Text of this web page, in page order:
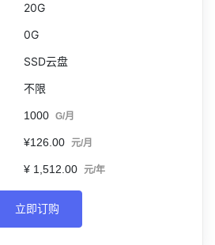
20G
0G
SSD云盘
不限
1000 G/月
¥126.00 元/月
¥ 1,512.00 元/年
立即订购